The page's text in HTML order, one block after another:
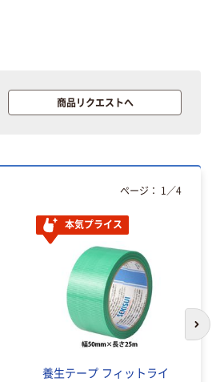
商品リクエストへ
本気プライス
養生テープ フィットライ
ページ： 1 ／4
次